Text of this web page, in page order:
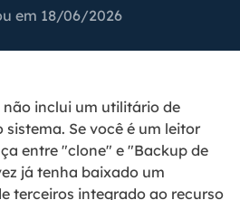
em 18/06/2026
inclui um utilitário de
Se você é um leitor
entre "clone" e "Backup de
já tenha baixado um
terceiros integrado ao recurso